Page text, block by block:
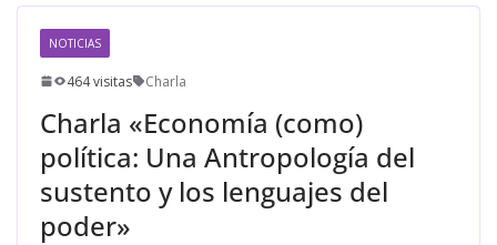
NOTICIAS
464 visitas Charla
Charla «Economía (como)
política: Una Antropología del
sustento y los lenguajes del
poder»